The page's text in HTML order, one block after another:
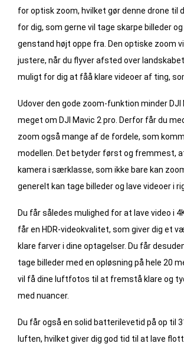
for optisk zoom, hvilket gør denne drone til
for dig, som gerne vil tage skarpe billeder
genstand højt oppe fra. Den optiske zoom
justere, når du flyver afsted over
muligt for dig at fåå klare videoer af ting,
Udover den gode zoom-funktion minder DJI
meget om DJI Mavic 2 pro. Derfor får du
zoom også mange af de fordele, som
modellen. Det betyder først og fremmest,
kamera i særklasse, som ikke bare kan
generelt kan tage billeder og lave videoer i
Du får således mulighed for at lave video i
får en HDR-videokvalitet, som giver dig et
klare farver i dine optagelser. Du får
tage billeder med en opløsning på hele 20
vil få dine luftfotos til at fremstå klare og
med nuancer.
Du får også en solid batterilevetid på op til
luften, hvilket giver dig god tid til at lave